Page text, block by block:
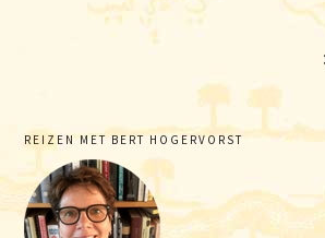
Primaire
Sidebar
REIZEN MET BERT HOGERVORST